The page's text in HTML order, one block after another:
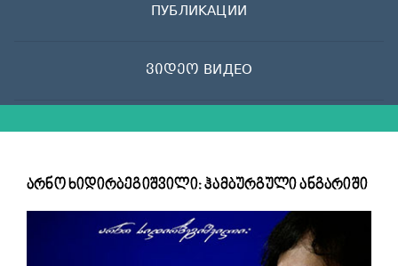
ПУБЛИКАЦИИ
ვიდეო ВИДЕО
არნო ხიდირბეგიშვილი: ჰამბურგული ანგარიში